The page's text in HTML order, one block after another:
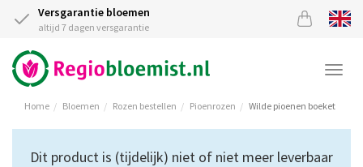
Versgarantie bloemen
altijd 7 dagen versgarantie
Home Bloemen Rozen bestellen Pioenrozen Wilde pioenen boeket
Dit product is (tijdelijk) niet of niet meer leverbaar